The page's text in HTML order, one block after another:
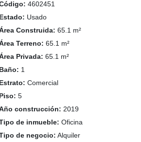
4602451
Usado
Construida: 65.1 m²
Terreno: 65.1 m²
Privada: 65.1 m²
1
Comercial
5
construcción: 2019
de inmueble: Oficina
de negocio: Alquiler